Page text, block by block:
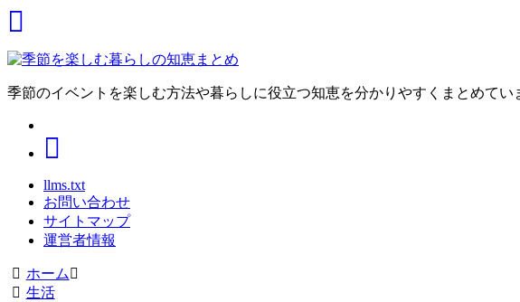
季節のイベントを楽しむ方法や暮らしに役立つ知恵を分かりやすくまとめてい
llms.txt
お問い合わせ
サイトマップ
運営者情報
ホーム
生活